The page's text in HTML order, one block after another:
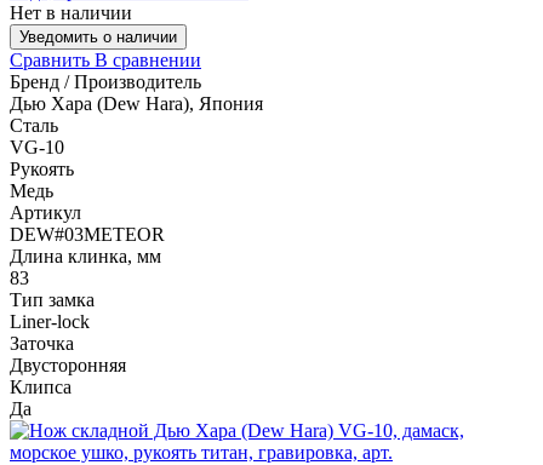
Нет в наличии
Уведомить о наличии
Сравнить В сравнении
Бренд / Производитель
Дью Хара (Dew Hara), Япония
Сталь
VG-10
Рукоять
Медь
Артикул
DEW#03METEOR
Длина клинка, мм
83
Тип замка
Liner-lock
Заточка
Двусторонняя
Клипса
Да